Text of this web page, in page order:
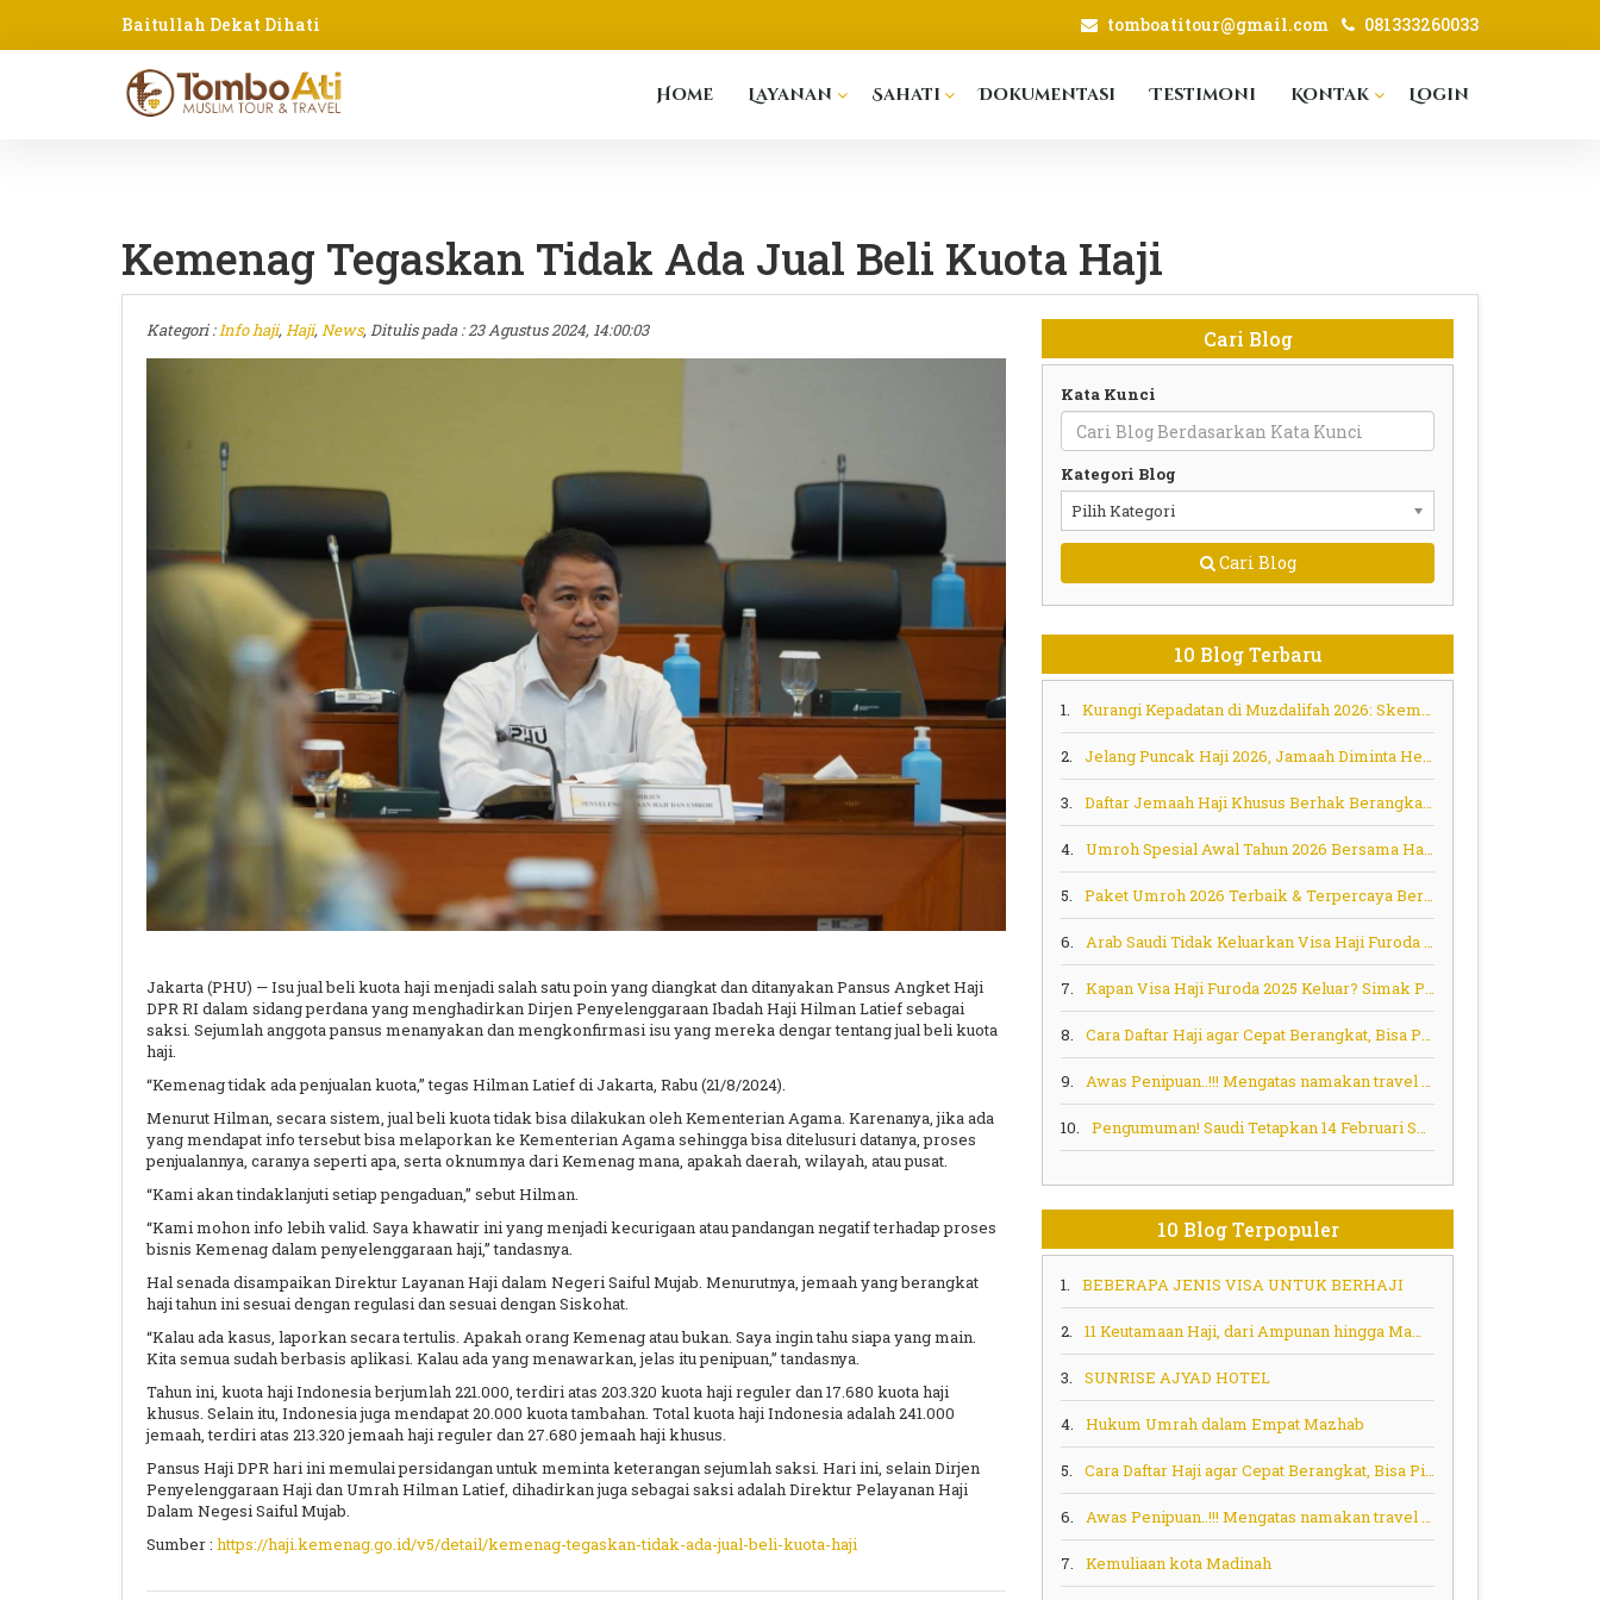
Baitullah Dekat Dihati tomboatitour@gmail.com 081333260033
Home Layanan Sahati Dokumentasi Testimoni Kontak Login
Kemenag Tegaskan Tidak Ada Jual Beli Kuota Haji
Kategori :Info haji, Haji, News, Ditulis pada : 23 Agustus 2024, 14:00:03
Jakarta (PHU) — Isu jual beli kuota haji menjadi salah satu poin yang diangkat dan ditanyakan Pansus Angket Haji
DPR RI dalam sidang perdana yang menghadirkan Dirjen Penyelenggaraan Ibadah Haji Hilman Latief sebagai
saksi. Sejumlah anggota pansus menanyakan dan mengkonfirmasi isu yang mereka dengar tentang jual beli kuota
haji.
“Kemenag tidak ada penjualan kuota,” tegas Hilman Latief di Jakarta, Rabu (21/8/2024).
Menurut Hilman, secara sistem, jual beli kuota tidak bisa dilakukan oleh Kementerian Agama. Karenanya, jika ada
yang mendapat info tersebut bisa melaporkan ke Kementerian Agama sehingga bisa ditelusuri datanya, proses
penjualannya, caranya seperti apa, serta oknumnya dari Kemenag mana, apakah daerah, wilayah, atau pusat.
“Kami akan tindaklanjuti setiap pengaduan,” sebut Hilman.
“Kami mohon info lebih valid. Saya khawatir ini yang menjadi kecurigaan atau pandangan negatif terhadap proses
bisnis Kemenag dalam penyelenggaraan haji,” tandasnya.
Hal senada disampaikan Direktur Layanan Haji dalam Negeri Saiful Mujab. Menurutnya, jemaah yang berangkat
haji tahun ini sesuai dengan regulasi dan sesuai dengan Siskohat.
“Kalau ada kasus, laporkan secara tertulis. Apakah orang Kemenag atau bukan. Saya ingin tahu siapa yang main.
Kita semua sudah berbasis aplikasi. Kalau ada yang menawarkan, jelas itu penipuan,” tandasnya.
Tahun ini, kuota haji Indonesia berjumlah 221.000, terdiri atas 203.320 kuota haji reguler dan 17.680 kuota haji
khusus. Selain itu, Indonesia juga mendapat 20.000 kuota tambahan. Total kuota haji Indonesia adalah 241.000
jemaah, terdiri atas 213.320 jemaah haji reguler dan 27.680 jemaah haji khusus.
Pansus Haji DPR hari ini memulai persidangan untuk meminta keterangan sejumlah saksi. Hari ini, selain Dirjen
Penyelenggaraan Haji dan Umrah Hilman Latief, dihadirkan juga sebagai saksi adalah Direktur Pelayanan Haji
Dalam Negesi Saiful Mujab.
Sumber : https://haji.kemenag.go.id/v5/detail/kemenag-tegaskan-tidak-ada-jual-beli-kuota-haji
Cari Blog
Kata Kunci
Kategori Blog
Pilih Kategori
Cari Blog
10 Blog Terbaru
1. Kurangi Kepadatan di Muzdalifah 2026: Skema Murur Jadi Solusi Aman bagi Jemaah Lansia dan Risti
2. Jelang Puncak Haji 2026, Jamaah Diminta Hemat Energi dan Tertib Ihram Sejak Embarkasi
3. Daftar Jemaah Haji Khusus Berhak Berangkat Tahap Berikutnya
4. Umroh Spesial Awal Tahun 2026 Bersama Habib Ali Zainal Abidin (Habib Bidin) – Berangkat 6 Januari 2026
5. Paket Umroh 2026 Terbaik & Terpercaya Bersama Tombo Ati Tour
6. Arab Saudi Tidak Keluarkan Visa Haji Furoda untuk Jamaah Asal Indonesia, Ini Penjelasan Menag Nasaruddin Umar
7. Kapan Visa Haji Furoda 2025 Keluar? Simak Prediksi dan Pesan Penting!
8. Cara Daftar Haji agar Cepat Berangkat, Bisa Pilih Program Ini
9. Awas Penipuan..!!! Mengatas namakan travel umroh haji
10. Pengumuman! Saudi Tetapkan 14 Februari Sebagai Tenggat Waktu Penyelesaian Kontrak Layanan Haji
10 Blog Terpopuler
1. BEBERAPA JENIS VISA UNTUK BERHAJI
2. 11 Keutamaan Haji, dari Ampunan hingga Mampu Memberi Syafaat
3. SUNRISE AJYAD HOTEL
4. Hukum Umrah dalam Empat Mazhab
5. Cara Daftar Haji agar Cepat Berangkat, Bisa Pilih Program Ini
6. Awas Penipuan..!!! Mengatas namakan travel umroh haji
7. Kemuliaan kota Madinah